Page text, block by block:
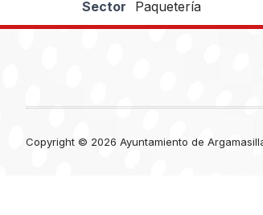
Sector
Paquetería
Copyright © 2026 Ayuntamiento de